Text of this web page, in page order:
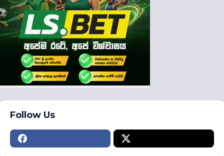
Follow Us